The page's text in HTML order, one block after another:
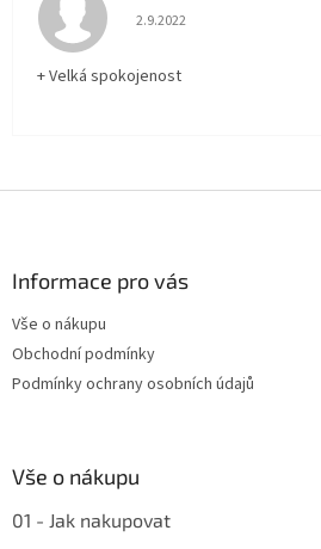
Hodnocení obchodu je 5 z
2.9.2022
+ Velká spokojenost
Informace pro vás
Vše o nákupu
Obchodní podmínky
Podmínky ochrany osobních údajů
Vše o nákupu
01 - Jak nakupovat